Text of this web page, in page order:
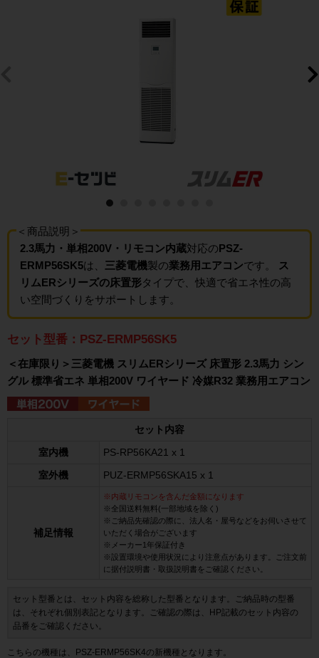
＜商品説明＞
2.3馬力・単相200V・リモコン内蔵対応のPSZ-
ERMP56SK5は、 三菱電機製の業務用エアコンです。
ス
リムERシリーズの床置形タイプで、快適で省エネ性の高
い空間づくりをサポートします。
セット型番：PSZ-ERMP56SK5
＜在庫限り＞三菱電機 スリムERシリーズ 床置形 2.3馬力 シン
グル 標準省エネ 単相200V ワイヤード 冷媒R32 業務用エアコン
セット内容
室内機 PS-RP56KA21 x 1
室外機 PUZ-ERMP56SKA15 x 1
補足情報
※内蔵リモコンを含んだ金額になります
※全国送料無料(一部地域を除く)
※ご納品先確認の際に、法人名・屋号などをお伺いさせて
いただく場合がございます
※メーカー1年保証付き
※設置環境や使用状況により注意点があります。ご注文前
に据付説明書・取扱説明書をご確認ください。
セット型番とは、セット内容を総称した型番となります。ご納品時の型番
は、それぞれ個別表記となります。ご確認の際は、HP記載のセット内容の
品番をご確認ください。
こちらの機種は、PSZ-ERMP56SK4の新機種となります。